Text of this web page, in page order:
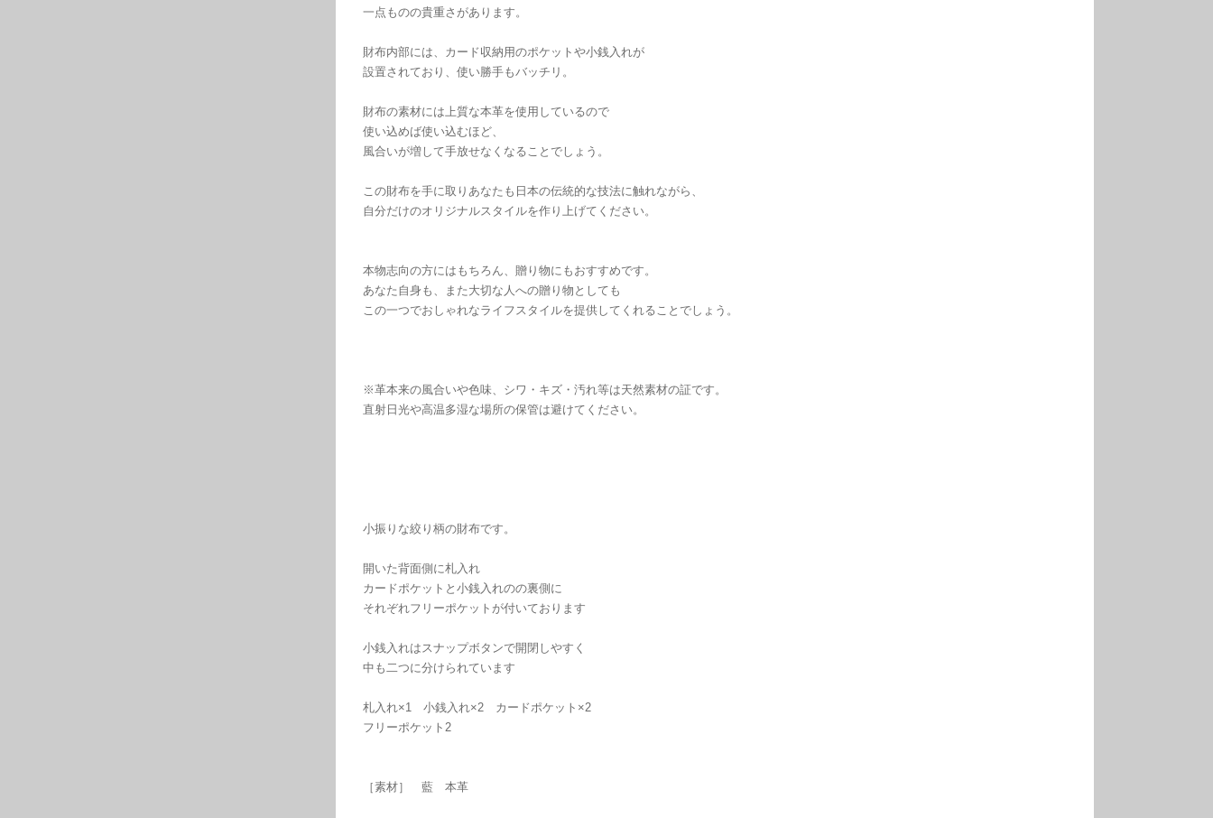
一点ものの貴重さがあります。
財布内部には、カード収納用のポケットや小銭入れが
設置されており、使い勝手もバッチリ。
財布の素材には上質な本革を使用しているので
使い込めば使い込むほど、
風合いが増して手放せなくなることでしょう。
この財布を手に取りあなたも日本の伝統的な技法に触れながら、
自分だけのオリジナルスタイルを作り上げてください。
本物志向の方にはもちろん、贈り物にもおすすめです。
あなた自身も、また大切な人への贈り物としても
この一つでおしゃれなライフスタイルを提供してくれることでしょう。
※革本来の風合いや色味、シワ・キズ・汚れ等は天然素材の証です。
直射日光や高温多湿な場所の保管は避けてください。
小振りな絞り柄の財布です。
開いた背面側に札入れ
カードポケットと小銭入れのの裏側に
それぞれフリーポケットが付いております
小銭入れはスナップボタンで開閉しやすく
中も二つに分けられています
札入れ×1 小銭入れ×2 カードポケット×2
フリーポケット2
［素材］ 藍 本革